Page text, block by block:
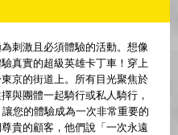
刺激且必須體驗的活動。想像
真實的超級英雄卡丁車！穿上
京的街道上。所有目光聚焦於
與團體一起騎行或私人騎行，
您的體驗成為一次非常重要的
貴的顧客，他們說「一次永遠